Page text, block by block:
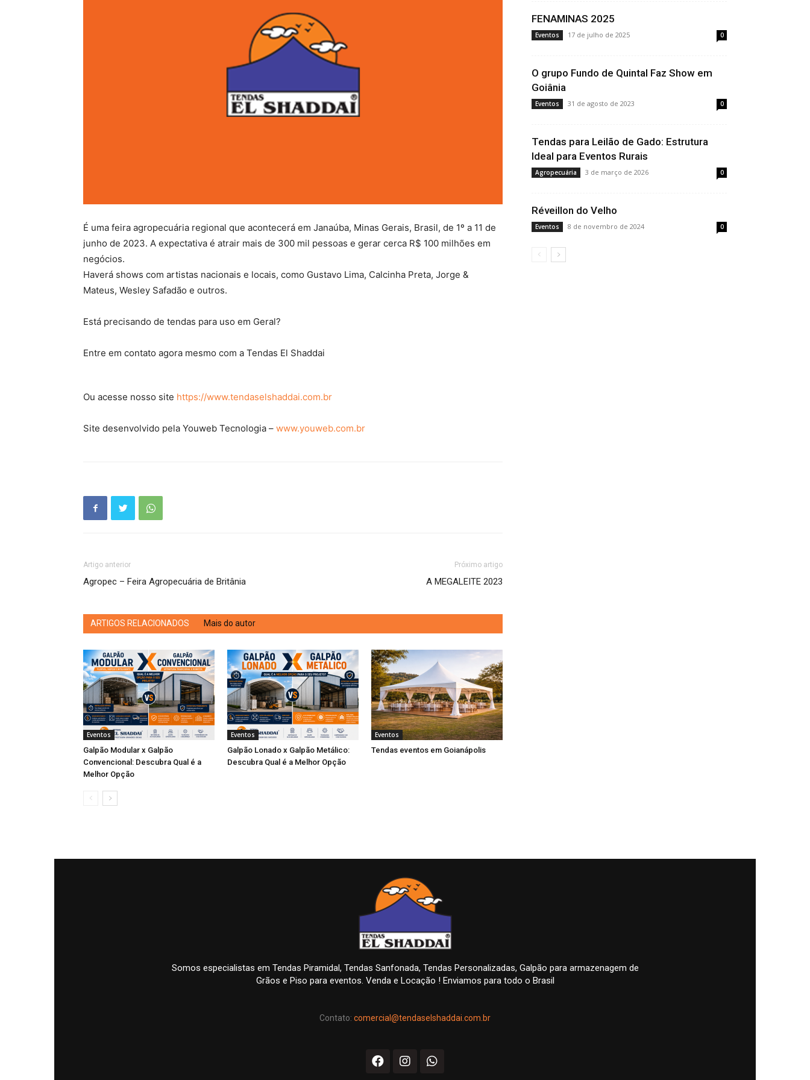
É uma feira agropecuária regional que acontecerá em Janaúba, Minas Gerais, Brasil, de 1º a 11 de
junho de 2023. A expectativa é atrair mais de 300 mil pessoas e gerar cerca R$ 100 milhões em
negócios.
Haverá shows com artistas nacionais e locais, como Gustavo Lima, Calcinha Preta, Jorge &
Mateus, Wesley Safadão e outros.
Está precisando de tendas para uso em Geral?
Entre em contato agora mesmo com a Tendas El Shaddai
Ou acesse nosso site https://www.tendaselshaddai.com.br
Site desenvolvido pela Youweb Tecnologia – www.youweb.com.br
Artigo anterior
Agropec – Feira Agropecuária de Britânia
Próximo artigo
A MEGALEITE 2023
ARTIGOS RELACIONADOS Mais do autor
Eventos
Galpão Modular x Galpão
Convencional: Descubra Qual é a
Melhor Opção
Eventos
Galpão Lonado x Galpão Metálico:
Descubra Qual é a Melhor Opção
Eventos
Tendas eventos em Goianápolis
FENAMINAS 2025
Eventos 17 de julho de 2025 0
O grupo Fundo de Quintal Faz Show em
Goiânia
Eventos 31 de agosto de 2023 0
Tendas para Leilão de Gado: Estrutura
Ideal para Eventos Rurais
Agropecuária 3 de março de 2026 0
Réveillon do Velho
Eventos 8 de novembro de 2024 0
Somos especialistas em Tendas Piramidal, Tendas Sanfonada, Tendas Personalizadas, Galpão para armazenagem de
Grãos e Piso para eventos. Venda e Locação ! Enviamos para todo o Brasil
Contato: comercial@tendaselshaddai.com.br